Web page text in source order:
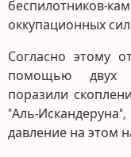
беспилотников-
оккупационных
Согласно этому
помощью двух
поразили
"Аль-
давление на этом